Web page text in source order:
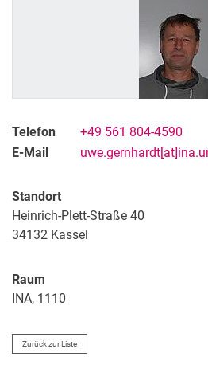
Nachrichtenarchiv
Kontakt
Lehre
Projekte
Publikationen
Telefon
+49 561 804-4590
E-Mail
Standort
Heinrich-Plett-Straße 40
34132 Kassel
Raum
INA, 1110
Zurück zur Liste